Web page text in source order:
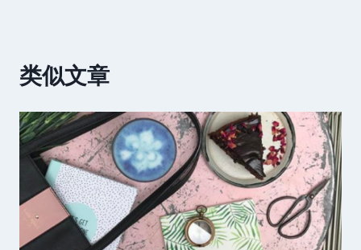
类似文章